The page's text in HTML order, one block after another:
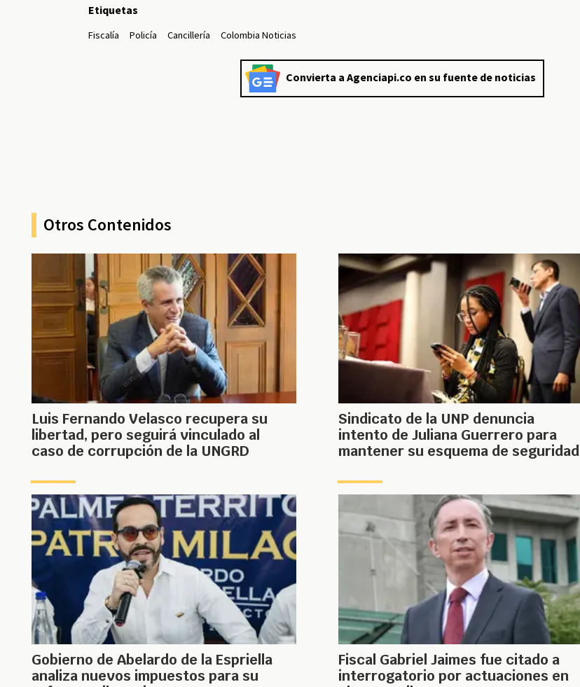
Etiquetas
Fiscalía Policía Cancillería Colombia Noticias
Convierta a Agenciapi.co en su fuente de noticias
Otros Contenidos
Luis Fernando Velasco recupera su
libertad, pero seguirá vinculado al
caso de corrupción de la UNGRD
Sindicato de la UNP denuncia
intento de Juliana Guerrero para
mantener su esquema de seguridad
Gobierno de Abelardo de la Espriella
analiza nuevos impuestos para su
Fiscal Gabriel Jaimes fue citado a
interrogatorio por actuaciones en